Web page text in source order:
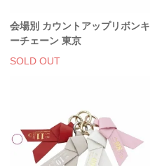
クリスマスアイテム
会場別 カウントアップリボンキ
ーチェーン 東京
SOLD OUT